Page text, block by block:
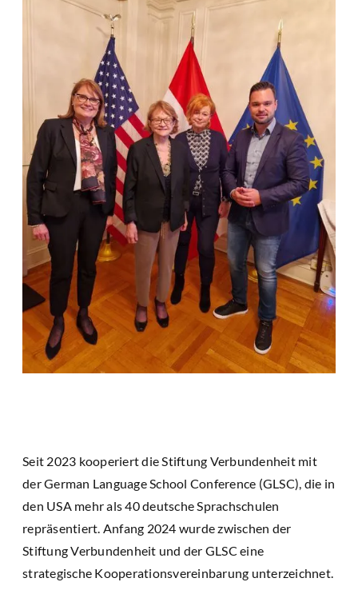
Seit 2023 kooperiert die Stiftung Verbundenheit mit
der German Language School Conference (GLSC), die in
den USA mehr als 40 deutsche Sprachschulen
repräsentiert. Anfang 2024 wurde zwischen der
Stiftung Verbundenheit und der GLSC eine
strategische Kooperationsvereinbarung unterzeichnet.